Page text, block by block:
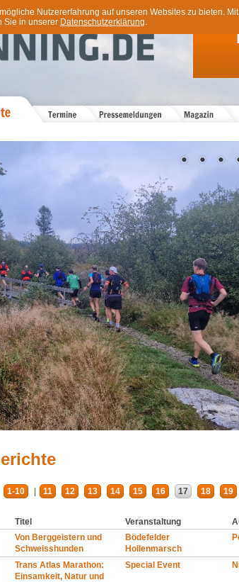
Nutzererfahrung auf unseren Websites zu bieten.
Sie in unserer Datenschutzerklärung.
1-10 11 12 13 14 15 16 17 18 19
Titel Veranstaltung
Von Berggeistern und
Schweisshunden
Bödefelder
Hollenmarsch
Trans Atlas Marathon:
Einsamkeit, Natur und
Special Event